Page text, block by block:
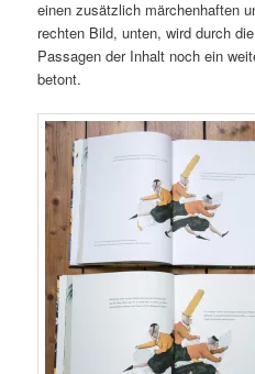
einen zusätzlich märchenhaften
rechten Bild, unten, wird durch
Passagen der Inhalt noch ein
betont.